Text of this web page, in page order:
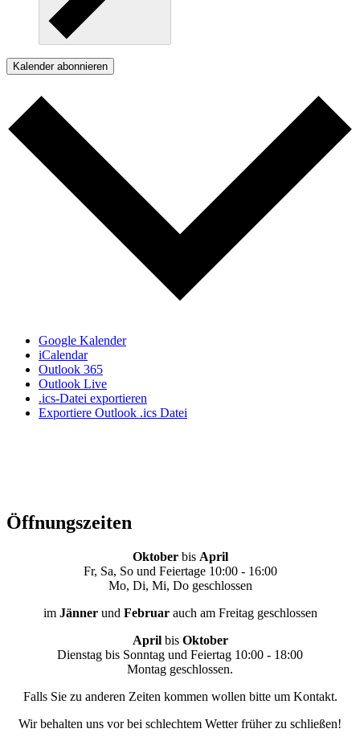
Kalender abonnieren
Google Kalender
iCalendar
Outlook 365
Outlook Live
.ics-Datei exportieren
Exportiere Outlook .ics Datei
Öffnungszeiten
Oktoberbis April
Fr, Sa, So und Feiertage 10:00 - 16:00
Mo, Di, Mi, Do geschlossen
im Jännerund Februar auch am Freitag geschlossen
Aprilbis Oktober
Dienstag bis Sonntag und Feiertag 10:00 - 18:00
Montag geschlossen.
Falls Sie zu anderen Zeiten kommen wollen bitte um Kontakt.
Wir behalten uns vor bei schlechtem Wetter früher zu schließen!